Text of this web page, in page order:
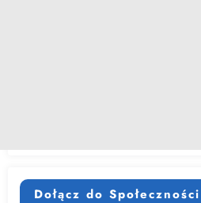
Dołącz do Społeczności